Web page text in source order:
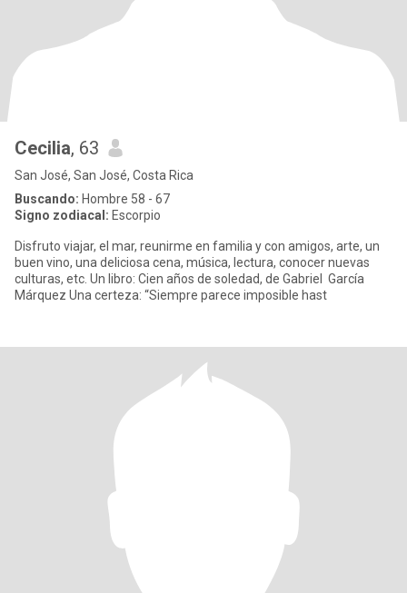
Cecilia, 63
San José, San José, Costa Rica
Buscando: Hombre 58 - 67
Signo zodiacal: Escorpio
Disfruto viajar, el mar, reunirme en familia y con amigos, arte, un
buen vino, una deliciosa cena, música, lectura, conocer nuevas
culturas, etc. Un libro: Cien años de soledad, de Gabriel García
Márquez Una certeza: “Siempre parece imposible hast